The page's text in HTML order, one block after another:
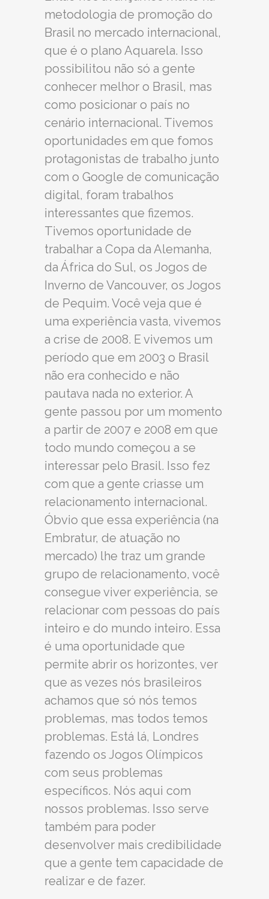
metodologia de promoção do
Brasil no mercado internacional,
que é o plano Aquarela. Isso
possibilitou não só a gente
conhecer melhor o Brasil, mas
como posicionar o país no
cenário internacional. Tivemos
oportunidades em que fomos
protagonistas de trabalho junto
com o Google de comunicação
digital, foram trabalhos
interessantes que fizemos.
Tivemos oportunidade de
trabalhar a Copa da Alemanha,
da África do Sul, os Jogos de
Inverno de Vancouver, os Jogos
de Pequim. Você veja que é
uma experiência vasta, vivemos
a crise de 2008. E vivemos um
período que em 2003 o Brasil
não era conhecido e não
pautava nada no exterior. A
gente passou por um momento
a partir de 2007 e 2008 em que
todo mundo começou a se
interessar pelo Brasil. Isso fez
com que a gente criasse um
relacionamento internacional.
Óbvio que essa experiência (na
Embratur, de atuação no
mercado) lhe traz um grande
grupo de relacionamento, você
consegue viver experiência, se
relacionar com pessoas do país
inteiro e do mundo inteiro. Essa
é uma oportunidade que
permite abrir os horizontes, ver
que as vezes nós brasileiros
achamos que só nós temos
problemas, mas todos temos
problemas. Está lá, Londres
fazendo os Jogos Olímpicos
com seus problemas
específicos. Nós aqui com
nossos problemas. Isso serve
também para poder
desenvolver mais credibilidade
que a gente tem capacidade de
realizar e de fazer.